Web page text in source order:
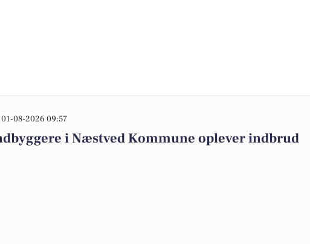
01-08-2026 09:57
i Næstved Kommune oplever indbrud